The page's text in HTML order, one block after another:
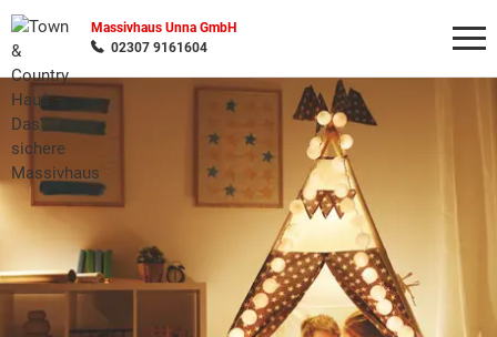
Massivhaus Unna GmbH
02307 9161604
Wonach möchten Sie suchen?